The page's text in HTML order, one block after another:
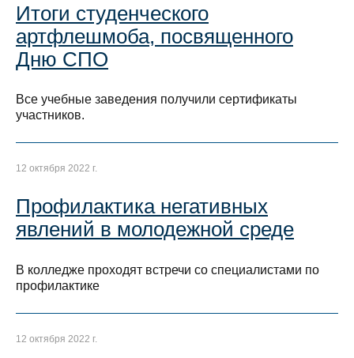
Итоги студенческого
артфлешмоба, посвященного
Дню СПО
Все учебные заведения получили сертификаты
участников.
12 октября 2022 г.
Профилактика негативных
явлений в молодежной среде
В колледже проходят встречи со специалистами по
профилактике
12 октября 2022 г.